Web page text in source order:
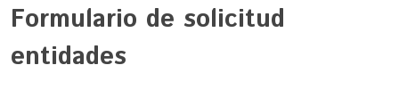
Formulario de solicitud
entidades